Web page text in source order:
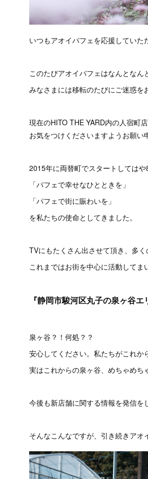
いつもアオイパフェを応援していた
このたびアオイパフェはなんとなん
みなさまには移転のたびにご迷惑を
現在のHITO THE YARD内の人宿町
お気をつけくださいますようお願い
2015年に両替町でスタートしてはや8
「パフェで幸せなひとときを」
「パフェで街に賑わいを」
を私たちの使命としてきました。
TVにもたくさん出させて頂き、多
これまではお街を中心に活動して
『静岡市駿河区丸子の泉ヶ谷エ
泉ヶ谷？！何処？？
安心してください。私たちがこれか
実はこれからの泉ヶ谷、めちゃめ
今後も新店舗に関する情報を発信
そんなこんなですが、引き続きアオ